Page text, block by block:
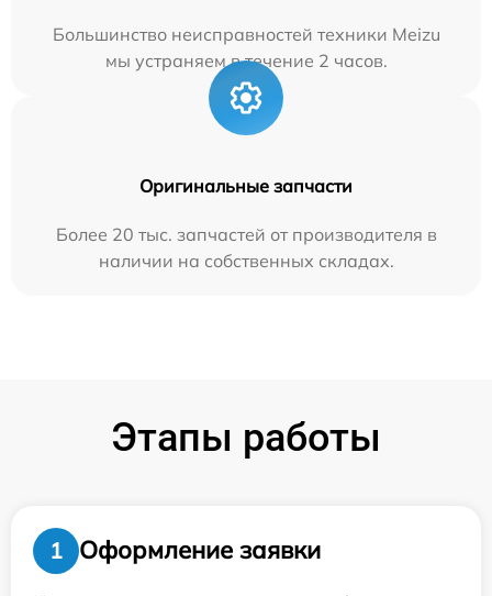
Большинство неисправностей техники Meizu
мы устраняем в течение 2 часов.
Оригинальные запчасти
Более 20 тыс. запчастей от производителя в
наличии на собственных складах.
Этапы работы
1
Оформление заявки